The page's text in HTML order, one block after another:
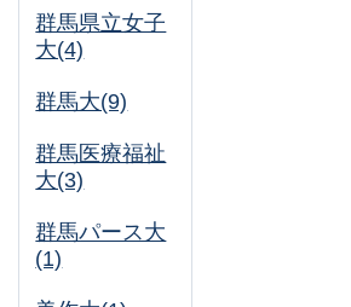
群馬県立女子
大(4)
群馬大(9)
群馬医療福祉
大(3)
群馬パース大
(1)